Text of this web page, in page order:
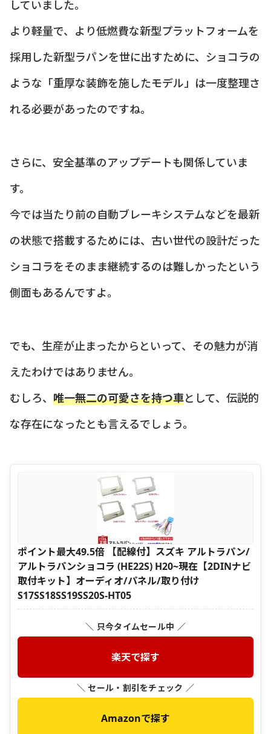
していました。
より軽量で、より低燃費な新型プラットフォームを
採用した新型ラパンを世に出すために、ショコラの
ような「重厚な装飾を施したモデル」は一度整理さ
れる必要があったのですね。
さらに、安全基準のアップデートも関係していま
す。
今では当たり前の自動ブレーキシステムなどを最新
の状態で搭載するためには、古い世代の設計だった
ショコラをそのまま継続するのは難しかったという
側面もあるんですよ。
でも、生産が止まったからといって、その魅力が消
えたわけではありません。
むしろ、 唯一無二の可愛さを持つ車として、伝説的
な存在になったとも言えるでしょう。
ポイント最大49.5倍 【配線付】スズキ アルトラパン/
アルトラパンショコラ (HE22S) H20~現在【2DINナビ
取付キット】オーディオ/パネル/取り付け
S17SS18SS19SS20S-HT05
＼ 只今タイムセール中 ／
楽天で探す
＼ セール・割引をチェック ／
Amazonで探す